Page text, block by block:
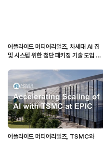
어플라이드 머티어리얼즈, 차세대 AI 칩
및 시스템 위한 첨단 패키징 기술 도입 가
어플라이드 머티어리얼즈, TSMC와